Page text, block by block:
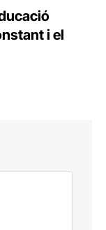
i el